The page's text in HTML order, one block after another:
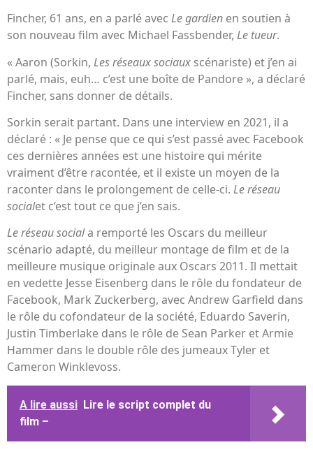
Fincher, 61 ans, en a parlé avec Le gardien en soutien à
son nouveau film avec Michael Fassbender, Le tueur.
« Aaron (Sorkin, Les réseaux sociaux scénariste) et j’en ai
parlé, mais, euh… c’est une boîte de Pandore », a déclaré
Fincher, sans donner de détails.
Sorkin serait partant. Dans une interview en 2021, il a
déclaré : « Je pense que ce qui s’est passé avec Facebook
ces dernières années est une histoire qui mérite
vraiment d’être racontée, et il existe un moyen de la
raconter dans le prolongement de celle-ci. Le réseau
socialet c’est tout ce que j’en sais.
Le réseau sociala remporté les Oscars du meilleur
scénario adapté, du meilleur montage de film et de la
meilleure musique originale aux Oscars 2011. Il mettait
en vedette Jesse Eisenberg dans le rôle du fondateur de
Facebook, Mark Zuckerberg, avec Andrew Garfield dans
le rôle du cofondateur de la société, Eduardo Saverin,
Justin Timberlake dans le rôle de Sean Parker et Armie
Hammer dans le double rôle des jumeaux Tyler et
Cameron Winklevoss.
A lire aussi Lire le script complet du
film –